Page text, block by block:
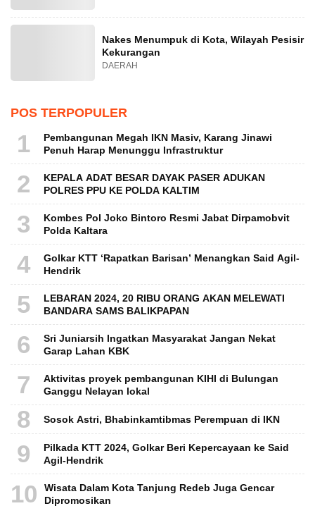
Nakes Menumpuk di Kota, Wilayah Pesisir
Kekurangan
DAERAH
POS TERPOPULER
1
Pembangunan Megah IKN Masiv, Karang Jinawi
Penuh Harap Menunggu Infrastruktur
2
KEPALA ADAT BESAR DAYAK PASER ADUKAN
POLRES PPU KE POLDA KALTIM
3
Kombes Pol Joko Bintoro Resmi Jabat Dirpamobvit
Polda Kaltara
4
Golkar KTT ‘Rapatkan Barisan’ Menangkan Said Agil-
Hendrik
5
LEBARAN 2024, 20 RIBU ORANG AKAN MELEWATI
BANDARA SAMS BALIKPAPAN
6
Sri Juniarsih Ingatkan Masyarakat Jangan Nekat
Garap Lahan KBK
7
Aktivitas proyek pembangunan KIHI di Bulungan
Ganggu Nelayan lokal
8 Sosok Astri, Bhabinkamtibmas Perempuan di IKN
9
Pilkada KTT 2024, Golkar Beri Kepercayaan ke Said
Agil-Hendrik
10
Wisata Dalam Kota Tanjung Redeb Juga Gencar
Dipromosikan